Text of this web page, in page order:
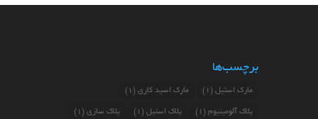
برچسب‌ها
مارک استیل (1) مارک اسید کاری (1)
پلاک آلومینیوم (1) پلاک استیل (1) پلاک سازی (1)